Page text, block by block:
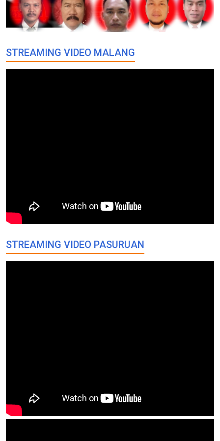
STREAMING VIDEO MALANG
STREAMING VIDEO PASURUAN